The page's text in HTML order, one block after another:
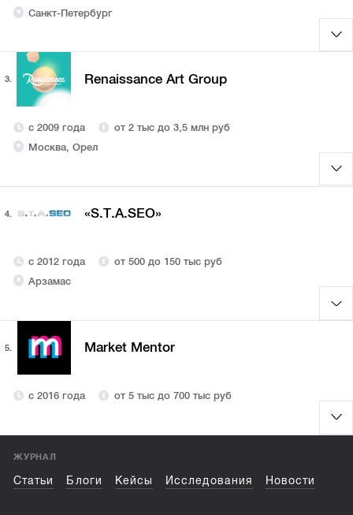
Санкт-Петербург
3. Renaissance Art Group
с 2009 года
от 2 тыс до 3,5 млн руб
Москва, Орел
4. «S.T.A.SEO»
с 2012 года
от 500 до 150 тыс руб
Арзамас
5. Market Mentor
с 2016 года от 5 тыс до 700 тыс руб
ЖУРНАЛ
Статьи Блоги Кейсы Исследования Новости